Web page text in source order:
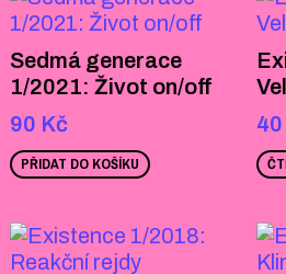
Sedmá generace
1/2021: Život on/off
90 Kč
PŘIDAT DO KOŠÍKU
40